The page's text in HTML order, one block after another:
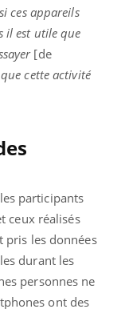
ces appareils
il est utile que
[de
cette activité
participants
ceux réalisés
pris les données
durant les
personnes ne
ont des